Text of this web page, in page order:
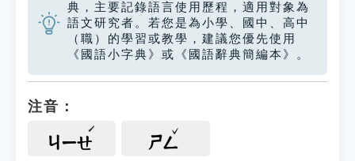
典，主要記錄語言使用歷程，適用對象為
語文研究者。若您是為小學、國中、高中
（職）的學習或教學，建議您優先使用
《國語小字典》或《國語辭典簡編本》。
注音：
ㄐㄧㄝ ㄕㄥ